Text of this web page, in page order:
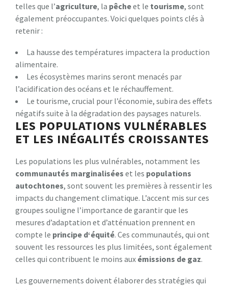
telles que l’agriculture, la pêcheet le tourisme, sont
également préoccupantes. Voici quelques points clés à
retenir :
La hausse des températures impactera la production
alimentaire.
Les écosystèmes marins seront menacés par
l’acidification des océans et le réchauffement.
Le tourisme, crucial pour l’économie, subira des effets
négatifs suite à la dégradation des paysages naturels.
LES POPULATIONS VULNÉRABLES
ET LES INÉGALITÉS CROISSANTES
Les populations les plus vulnérables, notamment les
communautés marginalisées et les populations
autochtones, sont souvent les premières à ressentir les
impacts du changement climatique. L’accent mis sur ces
groupes souligne l’importance de garantir que les
mesures d’adaptation et d’atténuation prennent en
compte le principe d‘équité. Ces communautés, qui ont
souvent les ressources les plus limitées, sont également
celles qui contribuent le moins aux émissions de gaz.
Les gouvernements doivent élaborer des stratégies qui